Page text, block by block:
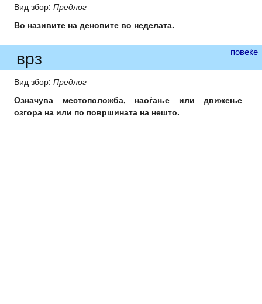
Вид збор: Предлог
Во називите на деновите во неделата.
врз повеќе
Вид збор: Предлог
Означува местоположба, наоѓање или движење
озгора на или по површината на нешто.